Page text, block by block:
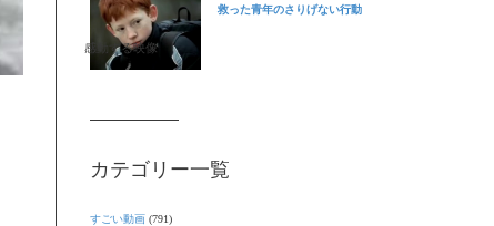
感動する映像
救った青年のさりげない行動
カテゴリー一覧
すごい動画 (791)